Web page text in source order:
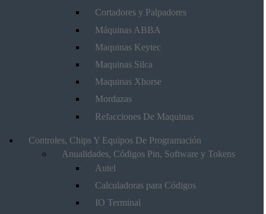
Cortadores y Palpadores
Máquinas ABBA
Maquinas Keytec
Maquinas Silca
Maquinas Xhorse
Mordazas
Refacciones De Maquinas
Controles, Chips Y Equipos De Programación
Anualidades, Códigos Pin, Software y Tokens
Autel
Calculadoras para Códigos
IO Terminal